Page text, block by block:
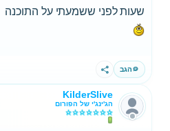
שעות לפני ששמעתי על התוכנה
הגב שתף
KilderSlive
הג'ינג'י של הפורום